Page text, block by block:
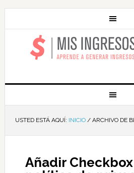
MIS
USTED ESTÁ AQUÍ: INICIO /ARCHIVO DE
Añadir